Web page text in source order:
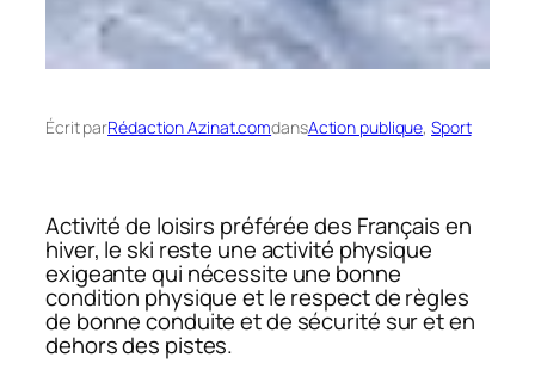
Écrit parRédaction Azinat.comdansAction publique, Sport
Activité de loisirs préférée des Français en
hiver, le ski reste une activité physique
exigeante qui nécessite une bonne
condition physique et le respect de règles
de bonne conduite et de sécurité sur et en
dehors des pistes.